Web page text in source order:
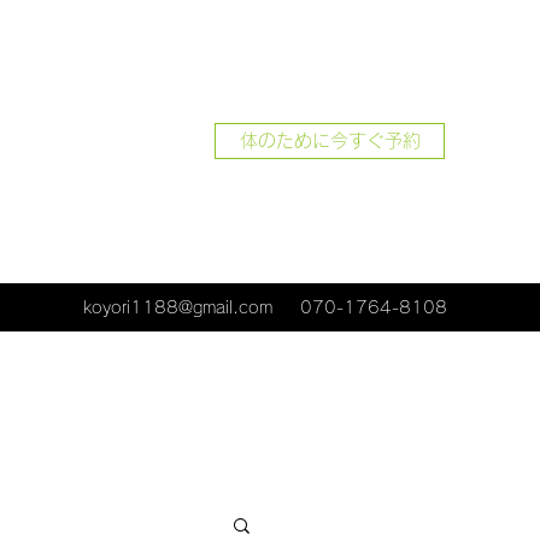
体のために今すぐ予約
koyori1188@gmail.com 070-1764-8108